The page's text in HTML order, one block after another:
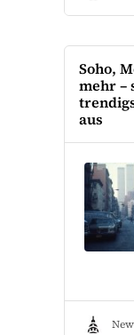
Soho,
mehr –
aus